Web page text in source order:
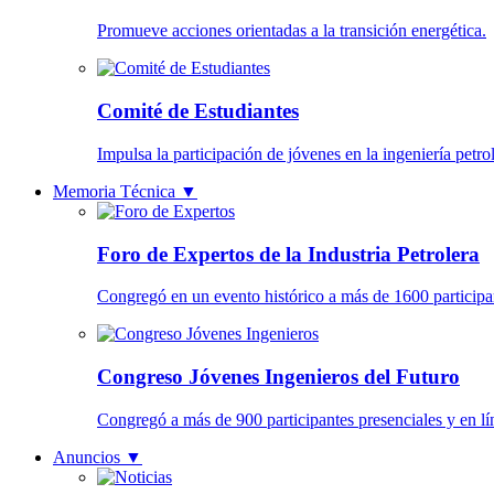
Promueve acciones orientadas a la transición energética.
Comité de Estudiantes
Impulsa la participación de jóvenes en la ingeniería
Memoria Técnica ▼
Foro de Expertos de la Industria Petrolera
Congregó en un evento histórico a más de 1600
Congreso Jóvenes Ingenieros del Futuro
Congregó a más de 900 participantes presenciales y en
Anuncios ▼